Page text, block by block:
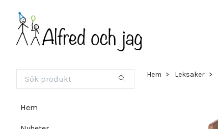
Hem
Hem Leksaker